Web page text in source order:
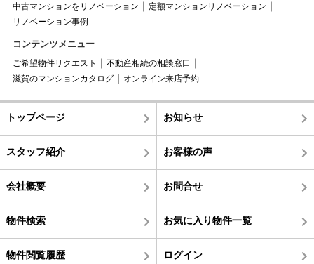
中古マンションをリノベーション
定額マンションリノベーション
リノベーション事例
コンテンツメニュー
ご希望物件リクエスト
不動産相続の相談窓口
滋賀のマンションカタログ
オンライン来店予約
トップページ お知らせ
スタッフ紹介 お客様の声
会社概要 お問合せ
物件検索 お気に入り物件一覧
物件閲覧履歴 ログイン